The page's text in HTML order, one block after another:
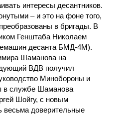
интересы десантников.
– и это на фоне того,
в бригады. В
Генштаба Николаем
десанта БМД-4М).
Шаманова на
ВДВ получил
Минобороны и
в службе Шаманова
Шойгу, с новым
весьма доверительные